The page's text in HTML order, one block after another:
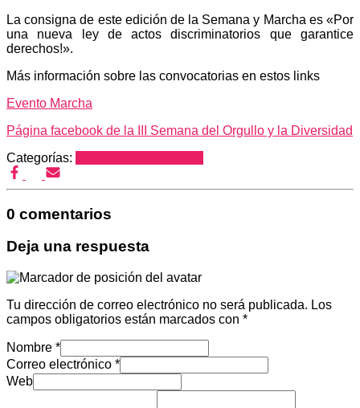
La consigna de este edición de la Semana y Marcha es «Por
una nueva ley de actos discriminatorios que garantice
derechos!».
Más información sobre las convocatorias en estos links
Evento Marcha
Página facebook de la III Semana del Orgullo y la Diversidad
Categorías:
0 comentarios
Deja una respuesta
Tu dirección de correo electrónico no será publicada. Los
campos obligatorios están marcados con *
Nombre *
Correo electrónico *
Web